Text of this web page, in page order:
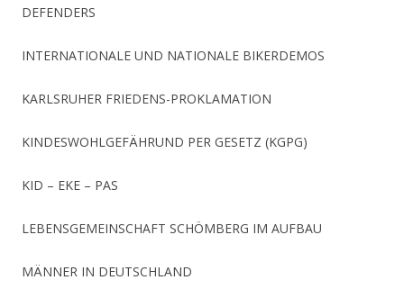
DEFENDERS
INTERNATIONALE UND NATIONALE BIKERDEMOS
KARLSRUHER FRIEDENS-PROKLAMATION
KINDESWOHLGEFÄHRUND PER GESETZ (KGPG)
KID – EKE – PAS
LEBENSGEMEINSCHAFT SCHÖMBERG IM AUFBAU
MÄNNER IN DEUTSCHLAND